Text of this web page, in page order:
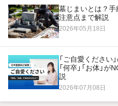
墓じまいとは？手
注意点まで解説
2026年05月18日
「ご自愛ください
「何卒」「お体」
説
2026年07月08日